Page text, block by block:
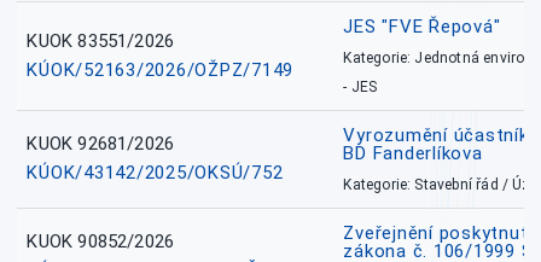
KUOK 83551/2026
KÚOK/52163/2026/OŽPZ/7149
JES "FVE Řepová"
Kategorie: Jednotná
- JES
KUOK 92681/2026
KÚOK/43142/2025/OKSÚ/752
Vyrozumění
BD Fanderlíkova
Kategorie: Stavební řád /
KUOK 90852/2026
Zveřejnění
zákona č. 106/1999